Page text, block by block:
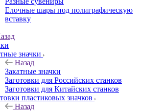
Елочные шары под полиграфическую
вставку
значки
Назад
Закатные значки
Заготовки для Российских станков
Заготовки для Китайских станков
пластиковых значков
Назад